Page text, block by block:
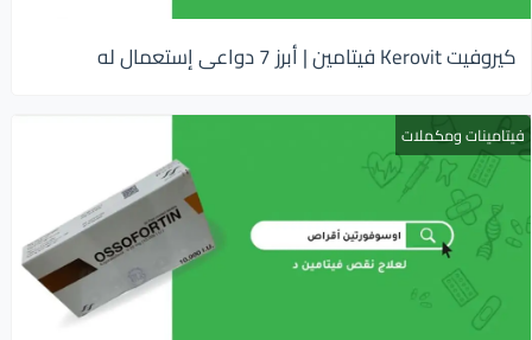
كيروفيت Kerovit فيتامين | أبرز 7 دواعى إستعمال له
فيتامينات ومكملات